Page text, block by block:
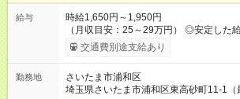
給与
時給1,650円～1,950円
（月収目安：25～29万円） ◎安定した給与で安心！ 長期・フル
タイムで勤務いただける方にお越しいた
す。シフトが削られることはないので、
たいという人もいると思います。このあ
ので、お気軽にご相談ください！ ※2ヶ月の試用期間がありま
交通費別途支給あり
勤務地
さいたま市浦和区
埼玉県さいたま市浦和区東高砂町11-1（